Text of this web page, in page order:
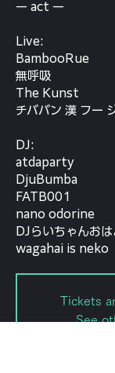
— act —
Live:
BambooRue
無呼吸
The Kunst
チババン 漢 フー
DJ:
atdaparty
DjuBumba
FATB001
nano odorine
DJらいちゃんお
wagahai is neko
Tickets
See